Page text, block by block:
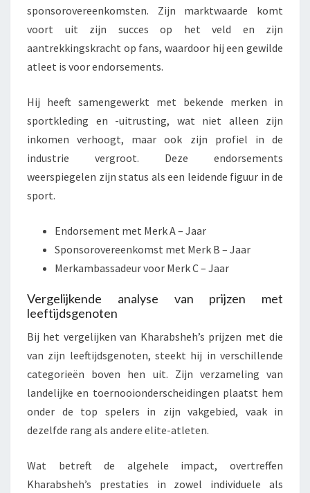
sponsorovereenkomsten. Zijn marktwaarde komt
voort uit zijn succes op het veld en zijn
aantrekkingskracht op fans, waardoor hij een gewilde
atleet is voor endorsements.
Hij heeft samengewerkt met bekende merken in
sportkleding en -uitrusting, wat niet alleen zijn
inkomen verhoogt, maar ook zijn profiel in de
industrie vergroot. Deze endorsements
weerspiegelen zijn status als een leidende figuur in de
sport.
Endorsement met Merk A – Jaar
Sponsorovereenkomst met Merk B – Jaar
Merkambassadeur voor Merk C – Jaar
Vergelijkende analyse van prijzen met
leeftijdsgenoten
Bij het vergelijken van Kharabsheh’s prijzen met die
van zijn leeftijdsgenoten, steekt hij in verschillende
categorieën boven hen uit. Zijn verzameling van
landelijke en toernooionderscheidingen plaatst hem
onder de top spelers in zijn vakgebied, vaak in
dezelfde rang als andere elite-atleten.
Wat betreft de algehele impact, overtreffen
Kharabsheh’s prestaties in zowel individuele als